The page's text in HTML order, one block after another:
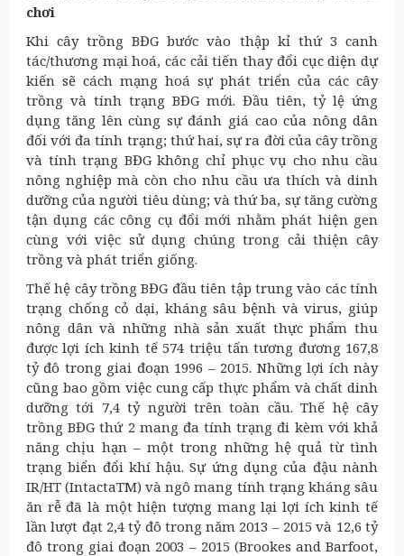
chơi
Khi cây trồng BĐG bước vào thập kỉ thứ 3 canh
tác/thương mại hoá, các cải tiến thay đổi cục diện dự
kiến sẽ cách mạng hoá sự phát triển của các cây
trồng và tính trạng BĐG mới. Đầu tiên, tỷ lệ ứng
dụng tăng lên cùng sự đánh giá cao của nông dân
đối với đa tính trạng; thứ hai, sự ra đời của cây trồng
và tính trạng BĐG không chỉ phục vụ cho nhu cầu
nông nghiệp mà còn cho nhu cầu ưa thích và dinh
dưỡng của người tiêu dùng; và thứ ba, sự tăng cường
tận dụng các công cụ đổi mới nhằm phát hiện gen
cùng với việc sử dụng chúng trong cải thiện cây
trồng và phát triển giống.
Thế hệ cây trồng BĐG đầu tiên tập trung vào các tính
trạng chống cỏ dại, kháng sâu bệnh và virus, giúp
nông dân và những nhà sản xuất thực phẩm thu
được lợi ích kinh tế 574 triệu tấn tương đương 167,8
tỷ đô trong giai đoạn 1996 – 2015. Những lợi ích này
cũng bao gồm việc cung cấp thực phẩm và chất dinh
dưỡng tới 7,4 tỷ người trên toàn cầu. Thế hệ cây
trồng BĐG thứ 2 mang đa tính trạng đi kèm với khả
năng chịu hạn – một trong những hệ quả từ tình
trạng biển đổi khí hậu. Sự ứng dụng của đậu nành
IR/HT (IntactaTM) và ngô mang tính trạng kháng sâu
ăn rễ đã là một hiện tượng mang lại lợi ích kinh tế
lần lượt đạt 2,4 tỷ đô trong năm 2013 – 2015 và 12,6 tỷ
đô trong giai đoạn 2003 – 2015 (Brookes and Barfoot,